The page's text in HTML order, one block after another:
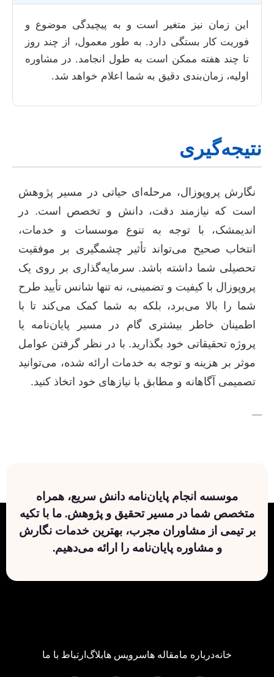
این زمان نیز متغیر است و به پیچیدگی موضوع و
فوریت کار بستگی دارد. به طور معمول، از چند روز
تا چند هفته ممکن است به طول انجامد. در مشاوره
اولیه، زمان‌بندی دقیق به شما اعلام خواهد شد.
نتیجه‌گیری
نگارش پروپوزال، مرحله‌ای حیاتی در مسیر پژوهش
است که نیازمند دقت، دانش و تخصص است. در
اندیمشک، با توجه به تنوع موسسات و خدمات،
انتخاب صحیح می‌تواند تأثیر چشمگیری بر موفقیت
تحصیلی شما داشته باشد. سرمایه‌گذاری بر روی یک
پروپوزال با کیفیت و تضمینی، نه تنها شانس تأیید طرح
شما را بالا می‌برد، بلکه به شما کمک می‌کند تا با
اطمینان خاطر بیشتری گام در مسیر پایان‌نامه یا
پروژه تحقیقاتی خود بگذارید. با در نظر گرفتن عوامل
موثر بر هزینه و توجه به خدمات ارائه شده، می‌توانید
تصمیمی آگاهانه و مطابق با نیازهای خود اتخاذ کنید.
—
موسسه انجام پایان‌نامه دانش سریع، همراه
متخصص شما در مسیر تحقیق و پژوهش. ما با تکیه
بر تیمی از مشاوران مجرب، بهترین خدمات نگارش
و مشاوره پایان‌نامه را ارائه می‌دهیم.
خانهدرباره مامقاله هاسرویس هابلاگارتباط با ما